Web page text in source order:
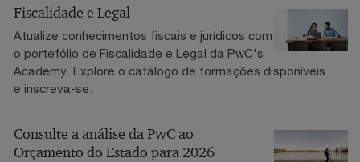
Fiscalidade e Legal
Atualize conhecimentos fiscais e jurídicos com
o portefólio de Fiscalidade e Legal da PwC's
Academy. Explore o catálogo de formações disponíveis
e inscreva-se.
Consulte a análise da PwC ao
Orçamento do Estado para 2026